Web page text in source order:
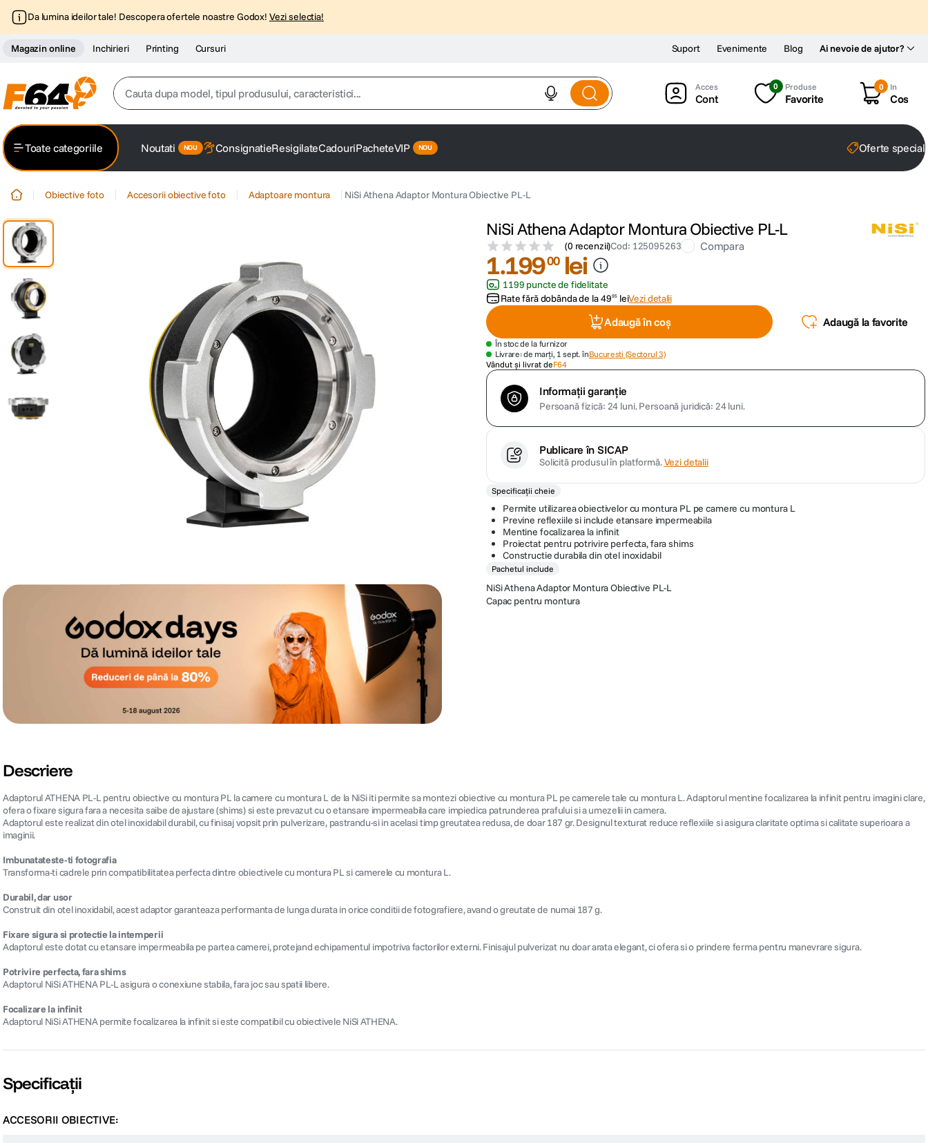
Da lumina ideilor tale! Descopera ofertele noastre Godox! Vezi selectia!
Magazin online Inchirieri Printing Cursuri Ai nevoie de ajutor?
Suport Evenimente Blog
Cauta dupa model, tipul produsului, caracteristici...
2. trepied
canon sx740 hs
lavaliera
card memorie
. ulanzi
insta 360
godox
Cont
0 Produse
Favorite
0 In
Cos
Toate categoriile Noutati ConsignatieResigilateCadouriPacheteVIP Oferte
Obiective foto Accesorii obiective foto Adaptoare montura NiSi Athena Adaptor Montura Obiective PL-L
NiSi Athena Adaptor Montura Obiective PL-L
(0 recenzii)Cod: 125095263 Compara
1.19900 lei
1199 puncte de fidelitate
Rate fără dobânda de la4995 leiVezi detalii
Adaugă în coș Adaugă la favorite
În stoc de la furnizor
Livrare: de marți, 1 sept. înBucuresti (Sectorul 3)
Vândut și livrat deF64
Informații garanție
Persoană fizică: 24 luni.Persoană juridică: 24 luni.
Publicare în SICAP
Solicită produsul în platformă.Vezi detalii
Specificații cheie
Permite utilizarea obiectivelor cu montura PL pe camere cu montura L
Previne reflexiile si include etansare impermeabila
Mentine focalizarea la infinit
Proiectat pentru potrivire perfecta, fara shims
Constructie durabila din otel inoxidabil
Pachetul include
NiSi Athena Adaptor Montura Obiective PL-L
Capac pentru montura
Descriere
Adaptorul ATHENA PL-L pentru obiective cu montura PL la camere cu montura L de la NiSi iti permite sa montezi obiective cu montura PL pe camerele tale cu montura L. Adaptorul mentine focalizarea la infinit pentru imagini clare,
ofera o fixare sigura fara a necesita saibe de ajustare (shims) si este prevazut cu o etansare impermeabila care impiedica patrunderea prafului si a umezelii in camera.
Adaptorul este realizat din otel inoxidabil durabil, cu finisaj vopsit prin pulverizare, pastrandu-si in acelasi timp greutatea redusa, de doar 187 gr. Designul texturat reduce reflexiile si asigura claritate optima si calitate superioara a
imaginii.
Imbunatateste-ti fotografia
Transforma-ti cadrele prin compatibilitatea perfecta dintre obiectivele cu montura PL si camerele cu montura L.
Durabil, dar usor
Construit din otel inoxidabil, acest adaptor garanteaza performanta de lunga durata in orice conditii de fotografiere, avand o greutate de numai 187 g.
Fixare sigura si protectie la intemperii
Adaptorul este dotat cu etansare impermeabila pe partea camerei, protejand echipamentul impotriva factorilor externi. Finisajul pulverizat nu doar arata elegant, ci ofera si o prindere ferma pentru manevrare sigura.
Potrivire perfecta, fara shims
Adaptorul NiSi ATHENA PL-L asigura o conexiune stabila, fara joc sau spatii libere.
Focalizare la infinit
Adaptorul NiSi ATHENA permite focalizarea la infinit si este compatibil cu obiectivele NiSi ATHENA.
Specificații
ACCESORII OBIECTIVE: